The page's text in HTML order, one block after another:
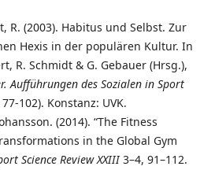
R. (2003). Habitus und Selbst. Zur
Hexis in der populären Kultur. In
R. Schmidt & G. Gebauer (Hrsg.),
Aufführungen des Sozialen in Sport
102). Konstanz: UVK.
(2014). “The Fitness
in the Global Gym
Science Review XXIII3–4, 91–112.